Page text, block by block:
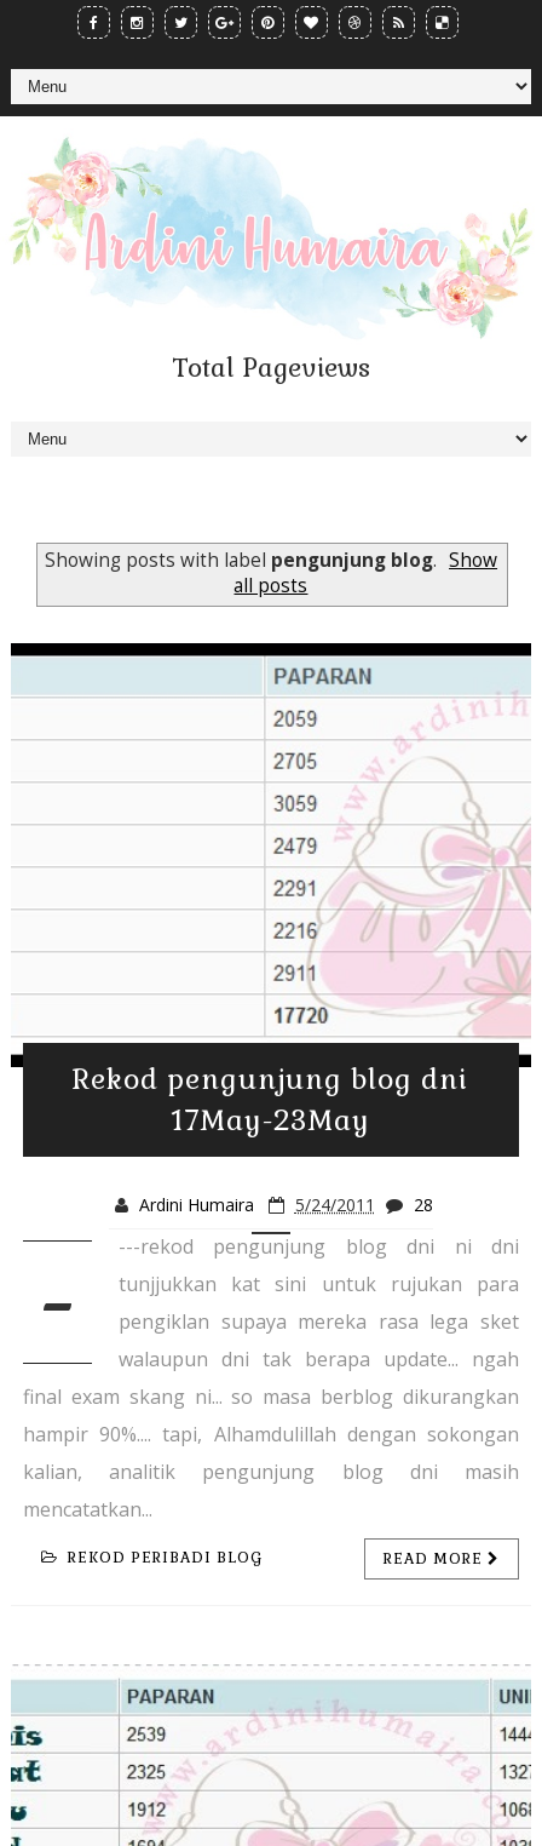
Total Pageviews
Showing posts with label pengunjung blog. Show
all posts
Rekod pengunjung blog dni
17May-23May
Ardini Humaira 5/24/2011 28
-
---rekod pengunjung blog dni ni dni
tunjjukkan kat sini untuk rujukan para
pengiklan supaya mereka rasa lega sket
walaupun dni tak berapa update... ngah
final exam skang ni... so masa berblog dikurangkan
hampir 90%.... tapi, Alhamdulillah dengan sokongan
kalian, analitik pengunjung blog dni masih
mencatatkan...
REKOD PERIBADI BLOG READ MORE